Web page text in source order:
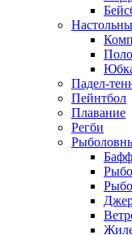
Поло
Падел-
Пейнтбол
Плавание
Регби
Бафф